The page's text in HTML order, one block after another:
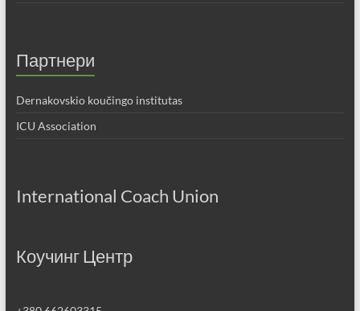
Партнери
Dernakovskio koučingo institutas
ICU Association
International Coach Union
Коучинг Центр